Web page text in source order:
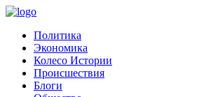
Политика
Экономика
Колесо Истории
Происшествия
Блоги